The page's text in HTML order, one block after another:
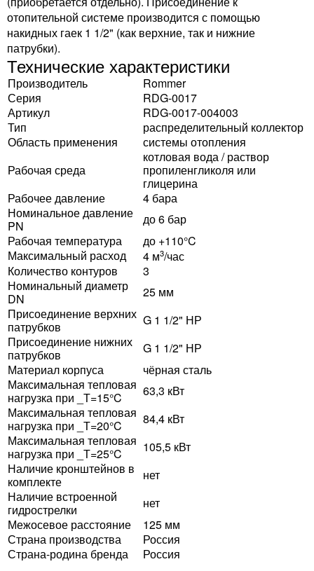
отопительной системе производится с помощью
накидных гаек 1 1/2" (как верхние, так и нижние
патрубки).
Технические характеристики
Производитель
Rommer
Серия
RDG-0017
Артикул
RDG-0017-004003
Тип
распределительный коллектор
Область применения
системы отопления
Рабочая среда
котловая вода / раствор
пропиленгликоля или
глицерина
Рабочее давление
4 бара
Номинальное давление
PN
до 6 бар
Рабочая температура
до +110°C
Максимальный расход
4 м3/час
Количество контуров
3
Номинальный диаметр
DN
25 мм
Присоединение верхних
патрубков
G 1 1/2" НР
Присоединение нижних
патрубков
G 1 1/2" НР
Материал корпуса
чёрная сталь
Максимальная тепловая
нагрузка при _Т=15°C
63,3 кВт
Максимальная тепловая
нагрузка при _Т=20°C
84,4 кВт
Максимальная тепловая
нагрузка при _Т=25°C
105,5 кВт
Наличие кронштейнов в
комплекте
нет
Наличие встроенной
гидрострелки
нет
Межосевое расстояние
125 мм
Страна производства
Россия
Страна-родина бренда
Россия